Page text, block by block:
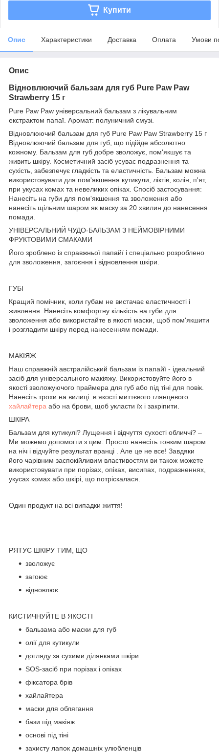
Купити
Опис Характеристики Доставка Оплата Умови
Опис
Відновлюючий бальзам для губ Pure Paw Paw
Strawberry 15 г
Pure Paw Paw універсальний бальзам з лікувальним
екстрактом папаї. Аромат: полуничний смузі.
Відновлюючий бальзам для губ Pure Paw Paw Strawberry 15 г
Відновлюючий бальзам для губ, що підійде абсолютно
кожному. Бальзам для губ добре зволожує, пом'якшує та
живить шкіру. Косметичний засіб усуває подразнення та
сухість, забезпечує гладкість та еластичність. Бальзам можна
використовувати для пом'якшення кутикули, ліктів, колін, п'ят,
при укусах комах та невеликих опіках. Спосіб застосування:
Нанесіть на губи для пом'якшення та зволоження або
нанесіть щільним шаром як маску за 20 хвилин до нанесення
помади.
УНІВЕРСАЛЬНИЙ ЧУДО-БАЛЬЗАМ З НЕЙМОВІРНИМИ
ФРУКТОВИМИ СМАКАМИ
Його зроблено із справжньої папайї і спеціально розроблено
для зволоження, загоєння і відновлення шкіри.
ГУБІ
Кращий помічник, коли губам не вистачає еластичності і
живлення. Нанесіть комфортну кількість на губи для
зволоження або використайте в якості маски, щоб пом'якшити
і розгладити шкіру перед нанесенням помади.
МАКІЯЖ
Наш справжній австралійський бальзам із папайї - ідеальний
засіб для універсального макіяжу. Використовуйте його в
якості зволожуючого праймера для губ або під тіні для повік.
Нанесіть трохи на вилиці в якості миттєвого глянцевого
хайлайтера або на брови, щоб укласти їх і закріпити.
ШКІРА
Бальзам для кутикулі? Лущення і відчуття сухості обличчі? –
Ми можемо допомогти з цим. Просто нанесіть тонким шаром
на ніч і відчуйте результат вранці . Але це не все! Завдяки
його чарівним заспокійливим властивостям ви також можете
використовувати при порізах, опіках, висипах, подразненнях,
укусах комах або шкірі, що потріскалася.
Один продукт на всі випадки життя!
РЯТУЄ ШКІРУ ТИМ, ЩО
зволожує
загоює
відновлює
КИСТИЧНУЙТЕ В ЯКОСТІ
бальзама або маски для губ
олії для кутикули
догляду за сухими ділянками шкіри
SOS-засіб при порізах і опіках
фіксатора брів
хайлайтера
маски для облягання
бази під макіяж
основі під тіні
захисту лапок домашніх улюбленців